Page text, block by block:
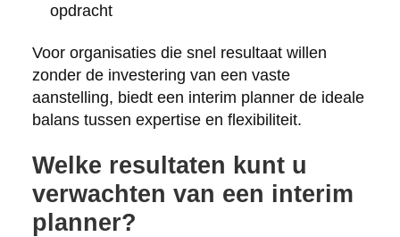
opdracht
Voor organisaties die snel resultaat willen
zonder de investering van een vaste
aanstelling, biedt een interim planner de ideale
balans tussen expertise en flexibiliteit.
Welke resultaten kunt u
verwachten van een interim
planner?